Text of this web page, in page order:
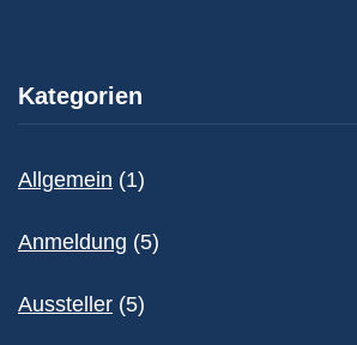
Kategorien
Allgemein (1)
Anmeldung (5)
Aussteller (5)